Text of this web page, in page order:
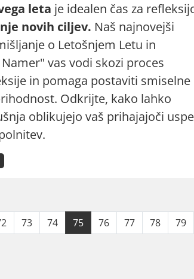
leta je idealen čas za
novih ciljev. Naš najnovejši
o Letošnjem Letu in
vas vodi skozi proces
in pomaga postaviti smiselne
Odkrijte, kako lahko
oblikujejo vaš prihajajoči
73 74 75 76 77 78 79